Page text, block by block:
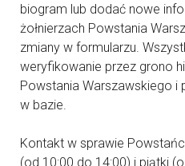
biogram lub dodać nowe
żołnierzach Powstania
zmiany w formularzu.
weryfikowanie przez grono
Powstania Warszawskiego i
w bazie.
Kontakt w sprawie
(od 10:00 do 14:00) i piątki